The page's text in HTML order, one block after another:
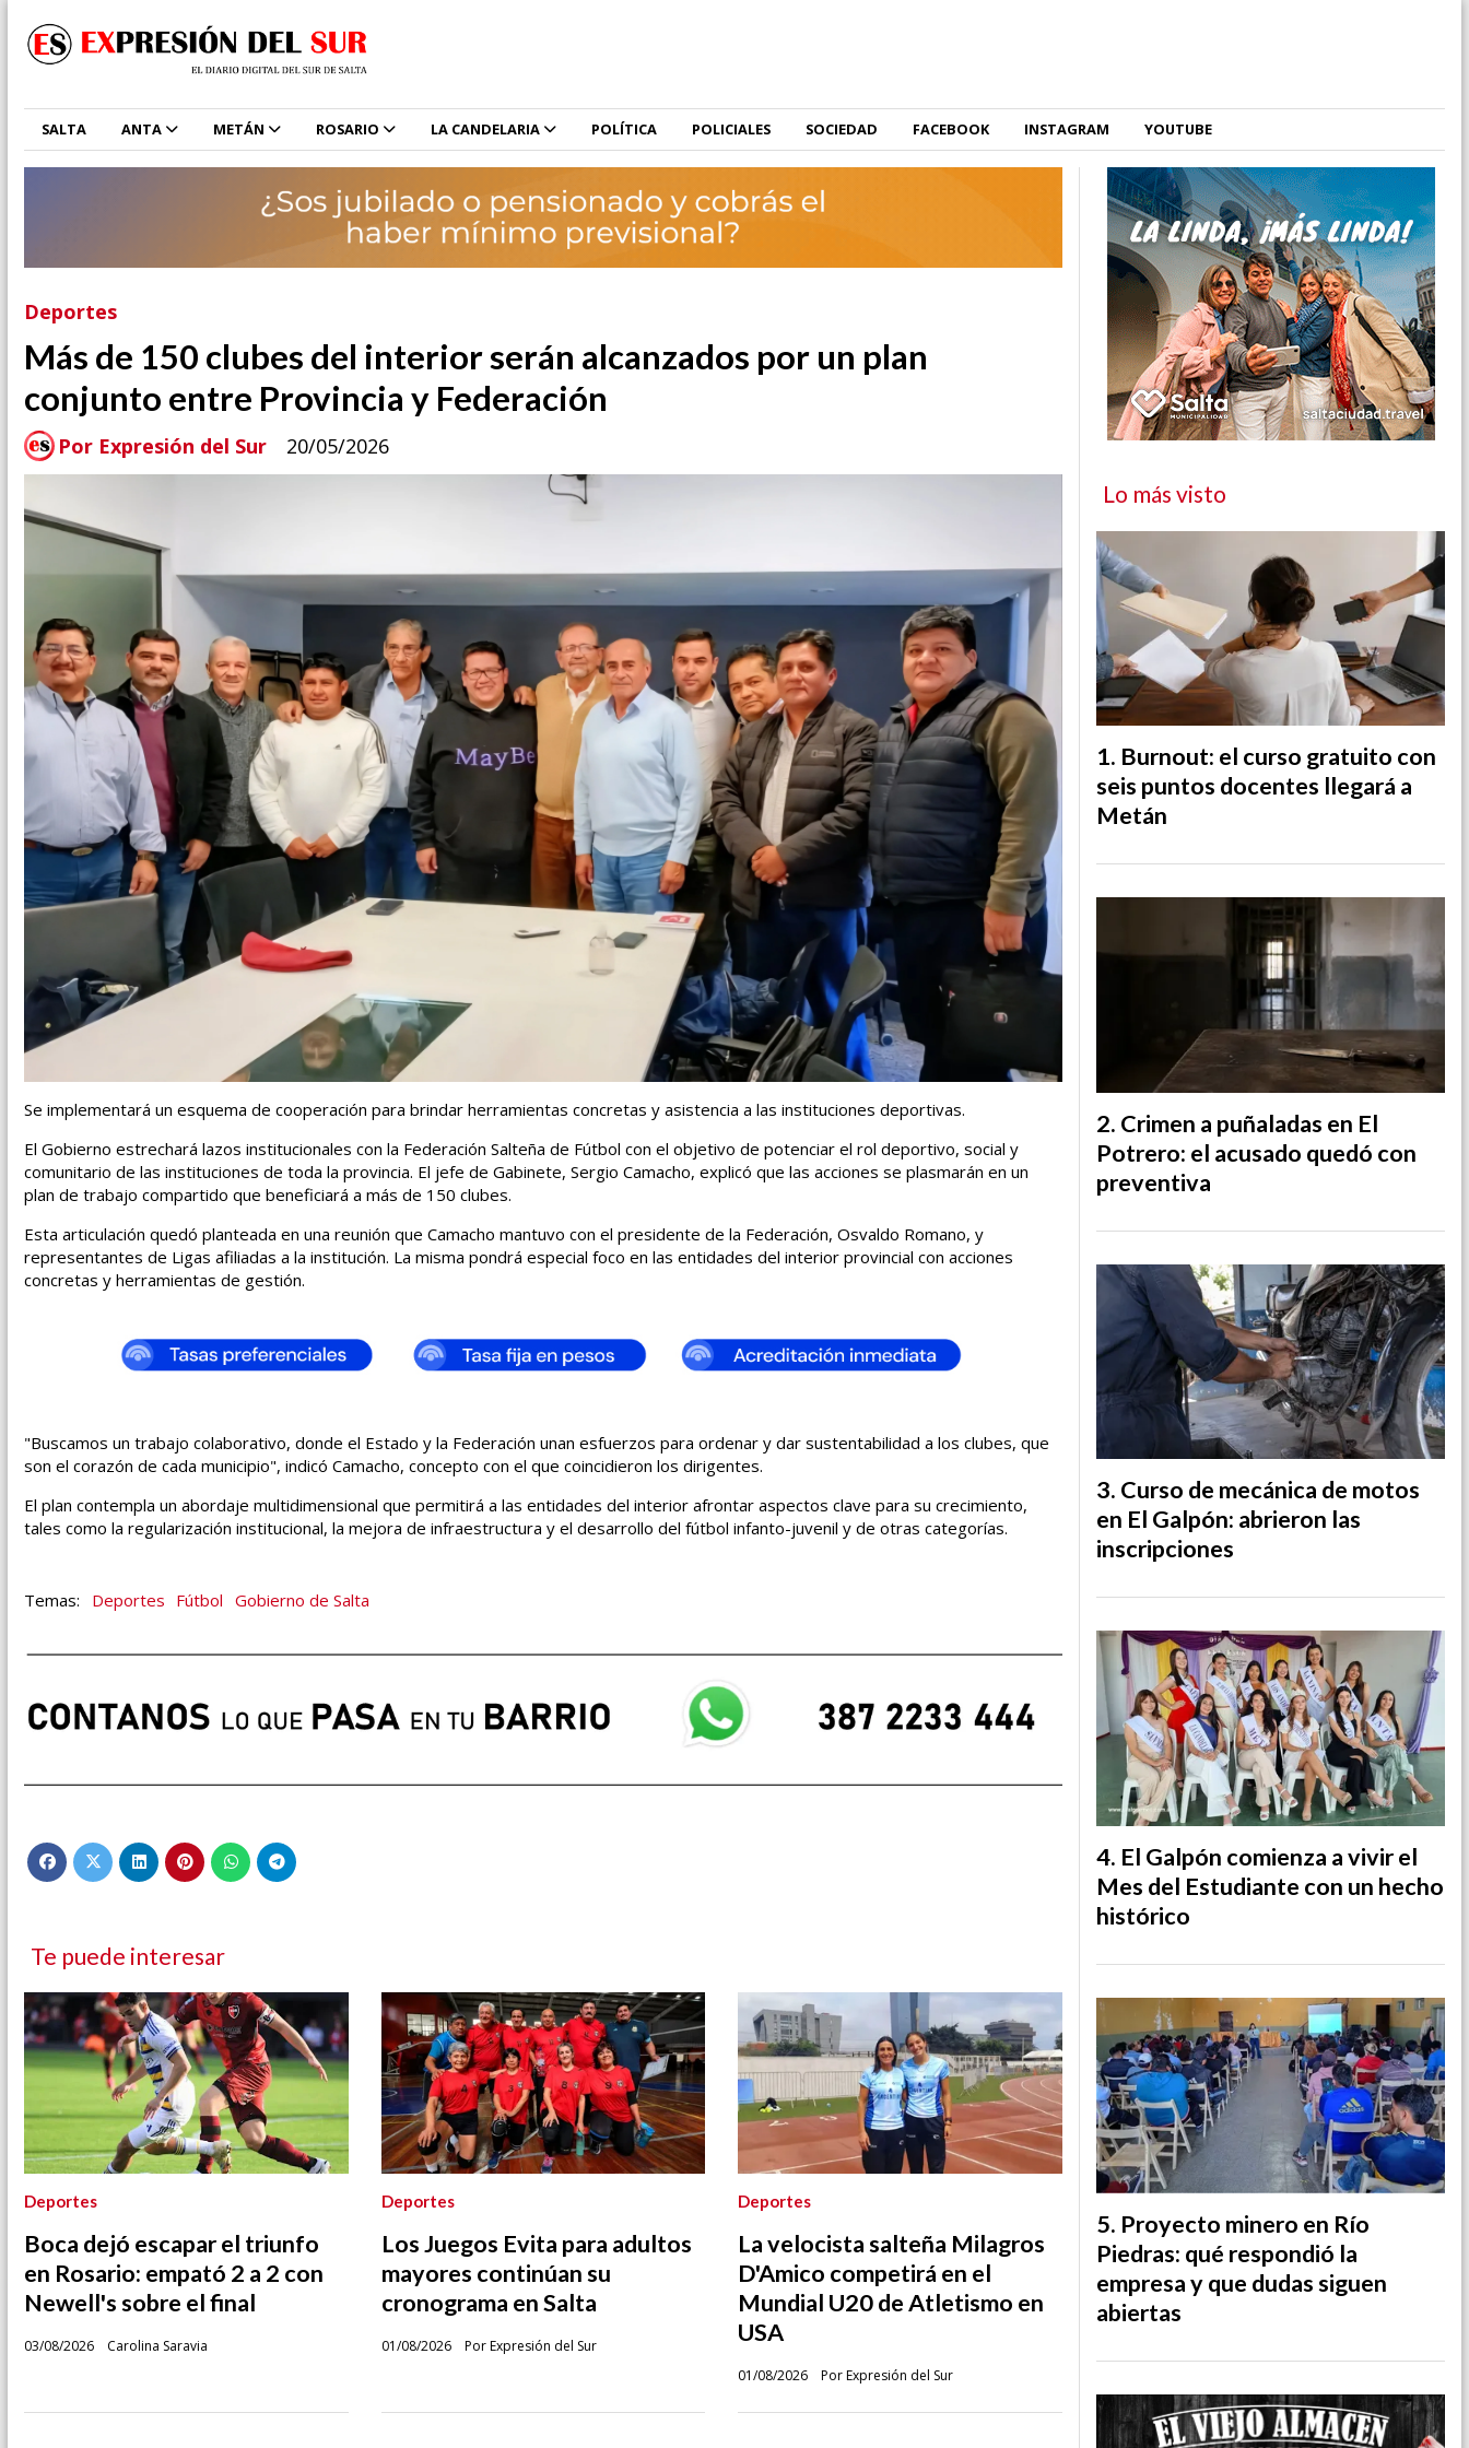
SALTA ANTA METÁN ROSARIO LA CANDELARIA POLÍTICA POLICIALES SOCIEDAD FACEBOOK INSTAGRAM YOUTUBE
Más de 150 clubes del interior serán alcanzados por un plan
conjunto entre Provincia y Federación
Deportes
20/05/2026
Por Expresión del Sur
Se implementará un esquema de cooperación para brindar herramientas concretas y asistencia a las instituciones deportivas.
El Gobierno estrechará lazos institucionales con la Federación Salteña de Fútbol con el objetivo de potenciar el rol deportivo, social y
comunitario de las instituciones de toda la provincia. El jefe de Gabinete, Sergio Camacho, explicó que las acciones se plasmarán en un
plan de trabajo compartido que beneficiará a más de 150 clubes.
Esta articulación quedó planteada en una reunión que Camacho mantuvo con el presidente de la Federación, Osvaldo Romano, y
representantes de Ligas afiliadas a la institución. La misma pondrá especial foco en las entidades del interior provincial con acciones
concretas y herramientas de gestión.
"Buscamos un trabajo colaborativo, donde el Estado y la Federación unan esfuerzos para ordenar y dar sustentabilidad a los clubes, que
son el corazón de cada municipio", indicó Camacho, concepto con el que coincidieron los dirigentes.
El plan contempla un abordaje multidimensional que permitirá a las entidades del interior afrontar aspectos clave para su crecimiento,
tales como la regularización institucional, la mejora de infraestructura y el desarrollo del fútbol infanto-juvenil y de otras categorías.
Deportes Fútbol Gobierno de Salta
Te puede interesar
Boca dejó escapar el triunfo
en Rosario: empató 2 a 2 con
Newell's sobre el final
Carolina Saravia
Deportes
03/08/2026
Los Juegos Evita para adultos
mayores continúan su
cronograma en Salta
Por Expresión del Sur
Deportes
01/08/2026
La velocista salteña Milagros
D'Amico competirá en el
Mundial U20 de Atletismo en
USA
Por Expresión del Sur
Deportes
01/08/2026
Lo más visto
Burnout: el curso gratuito con
seis puntos docentes llegará a
Metán
Crimen a puñaladas en El
Potrero: el acusado quedó con
preventiva
Curso de mecánica de motos
en El Galpón: abrieron las
inscripciones
El Galpón comienza a vivir el
Mes del Estudiante con un hecho
histórico
Proyecto minero en Río
Piedras: qué respondió la
empresa y que dudas siguen
abiertas